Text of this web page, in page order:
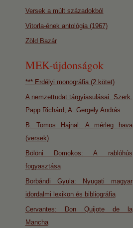
Versek a múlt századokból
Vitorla-ének antológia (1967)
Zöld Bazár
MEK-újdonságok
*** Erdélyi monográfia (2 kötet)
A nemzettudat tárgyiasulásai. Szerk.
Papp Richárd, A. Gergely András
B. Tomos Hajnal: A mérleg hava
(versek)
Bölöni Domokos: A rablóhús
fogyasztása
Borbándi Gyula: Nyugati magyar
idordalmi lexikon és bibliográfia
Cervantes: Don Quijote de la
Mancha